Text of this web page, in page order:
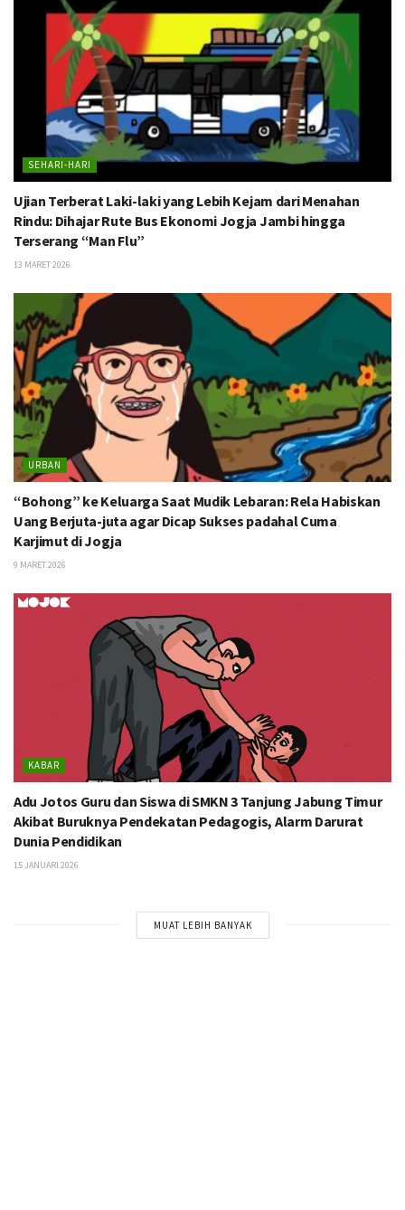
SEHARI-HARI
Ujian Terberat Laki-laki yang Lebih Kejam dari Menahan
Rindu: Dihajar Rute Bus Ekonomi Jogja Jambi hingga
Terserang “Man Flu”
13 MARET 2026
URBAN
“Bohong” ke Keluarga Saat Mudik Lebaran: Rela Habiskan
Uang Berjuta-juta agar Dicap Sukses padahal Cuma
Karjimut di Jogja
9 MARET 2026
KABAR
Adu Jotos Guru dan Siswa di SMKN 3 Tanjung Jabung Timur
Akibat Buruknya Pendekatan Pedagogis, Alarm Darurat
Dunia Pendidikan
15 JANUARI 2026
MUAT LEBIH BANYAK